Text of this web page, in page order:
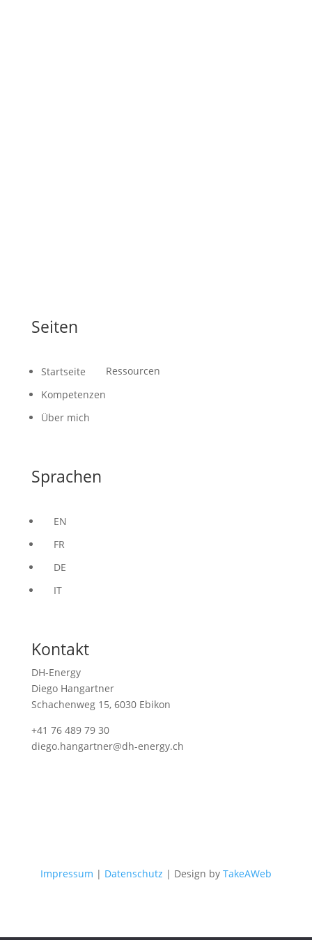
Seiten
Startseite
Kompetenzen
Über mich
Ressourcen
Sprachen
EN
FR
DE
IT
Kontakt
DH-Energy
Diego Hangartner
Schachenweg 15, 6030 Ebikon
+41 76 489 79 30
diego.hangartner@dh-energy.ch
Impressum | Datenschutz | Design by TakeAWeb